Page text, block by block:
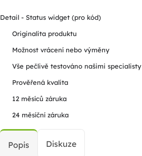
Detail - Status widget (pro kód)
Originalita produktu
Možnost vrácení nebo výměny
Vše pečlivě testováno našimi specialisty
Prověřená kvalita
12 měsíců záruka
24 měsíční záruka
Popis Diskuze